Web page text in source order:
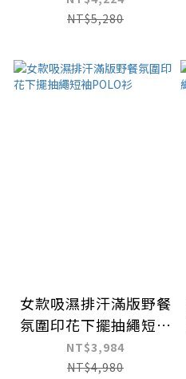
NT$5,280
女款吸濕排汗滿版野餐
氛圍印花下擺抽繩短袖
POLO衫
NT$3,984
NT$4,980